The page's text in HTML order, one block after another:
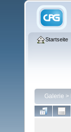
Startseite
Galerie >